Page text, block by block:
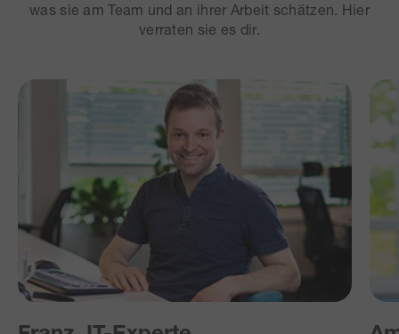
was sie am Team und an ihrer Arbeit schätzen. Hier
verraten sie es dir.